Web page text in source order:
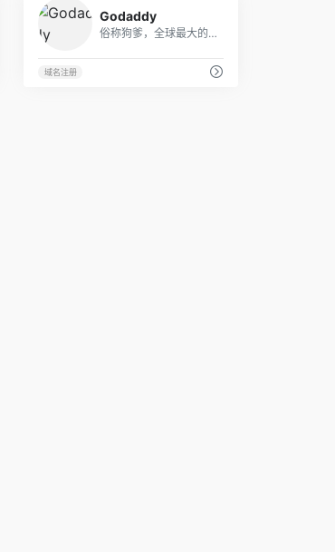
Godaddy
俗称狗爹，全球最大的主机和域名服务商之一
域名注册